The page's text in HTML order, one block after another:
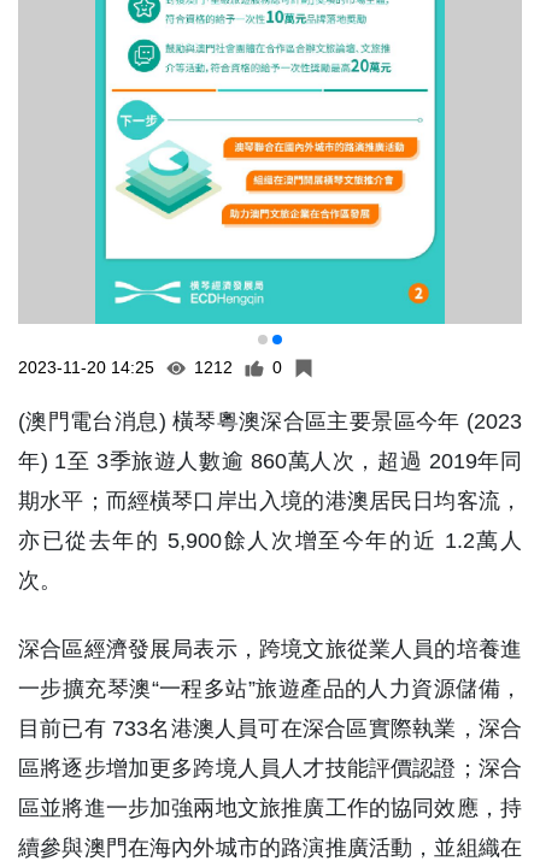
2023-11-20 14:25 1212 0
(澳門電台消息) 橫琴粵澳深合區主要景區今年 (2023
年) 1至 3季旅遊人數逾 860萬人次，超過 2019年同
期水平；而經橫琴口岸出入境的港澳居民日均客流，
亦已從去年的 5,900餘人次增至今年的近 1.2萬人
次。
深合區經濟發展局表示，跨境文旅從業人員的培養進
一步擴充琴澳“一程多站”旅遊產品的人力資源儲備，
目前已有 733名港澳人員可在深合區實際執業，深合
區將逐步增加更多跨境人員人才技能評價認證；深合
區並將進一步加強兩地文旅推廣工作的協同效應，持
續參與澳門在海內外城市的路演推廣活動，並組織在